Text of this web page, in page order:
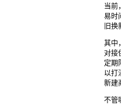
当前
易时
旧
其中
对接
定期
以打
新建
不管